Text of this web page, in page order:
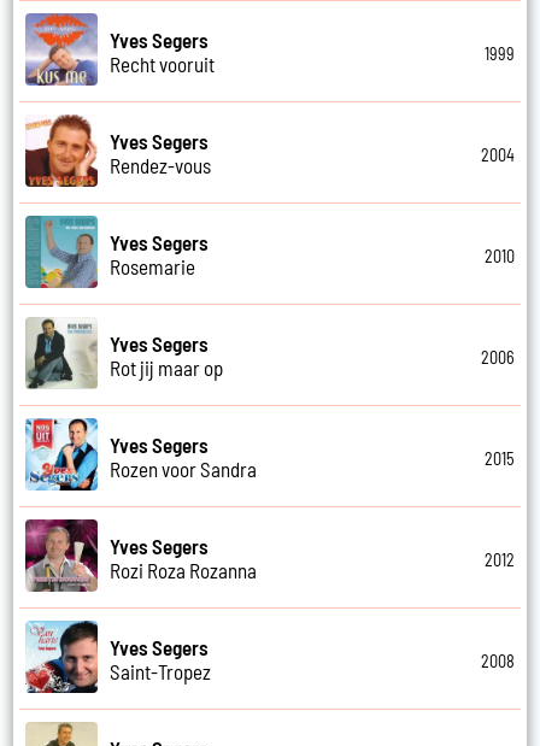
Yves Segers
Recht vooruit
1999
Yves Segers
Rendez-vous
2004
Yves Segers
Rosemarie
2010
Yves Segers
Rot jij maar op
2006
Yves Segers
Rozen voor Sandra
2015
Yves Segers
Rozi Roza Rozanna
2012
Yves Segers
Saint-Tropez
2008